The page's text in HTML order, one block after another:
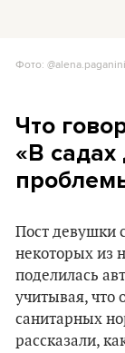
Фото:
Что
«В садах
Пост девушки
некоторых из
поделилась
учитывая, что
санитарных
рассказали,